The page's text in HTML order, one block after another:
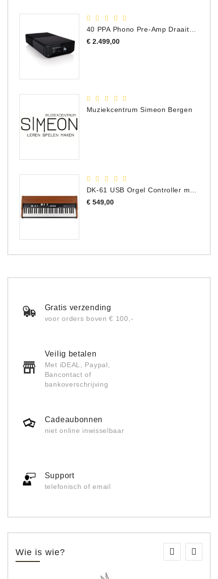
40 PPA Phono Pre-Amp Draaitafel Voorversterker
€ 2.499,00Prijs
Muziekcentrum Simeon Bergen
€ 549,00Prijs
Gratis verzending
voor orders boven € 100,-
Veilig betalen
Met iDEAL, Paypal,
Bancontact of
bankoverschrijving
Cadeaubonnen
niet online inwisselbaar
Support
telefonisch of email
Wie is wie?